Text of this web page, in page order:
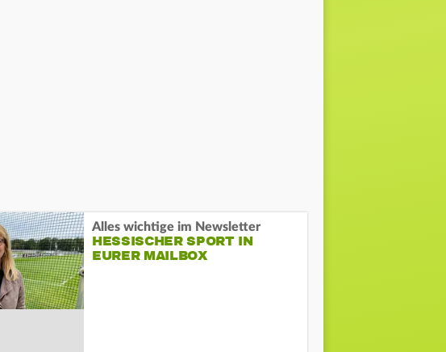
Alles wichtige im Newsletter
HESSISCHER SPORT IN
EURER MAILBOX